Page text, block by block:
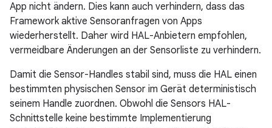
App nicht ändern. Dies kann auch verhindern, dass das
Framework aktive Sensoranfragen von Apps
wiederherstellt. Daher wird HAL-Anbietern empfohlen,
vermeidbare Änderungen an der Sensorliste zu verhindern.
Damit die Sensor-Handles stabil sind, muss die HAL einen
bestimmten physischen Sensor im Gerät deterministisch
seinem Handle zuordnen. Obwohl die Sensors HAL-
Schnittstelle keine bestimmte Implementierung